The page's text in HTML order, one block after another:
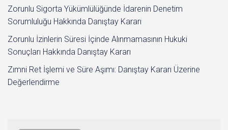
Zorunlu Sigorta Yükümlülüğünde İdarenin Denetim
Sorumluluğu Hakkında Danıştay Kararı
Zorunlu İzinlerin Süresi İçinde Alınmamasının Hukuki
Sonuçları Hakkında Danıştay Kararı
Zımni Ret İşlemi ve Süre Aşımı: Danıştay Kararı Üzerine
Değerlendirme